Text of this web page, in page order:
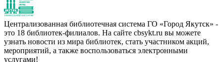
Централизованная библиотечная система ГО «Город Якутск» -
это 18 библиотек-филиалов. На сайте cbsykt.ru вы можете
узнать новости из мира библиотек, стать участником акций,
мероприятий, а также воспользоваться электронными
услугами!